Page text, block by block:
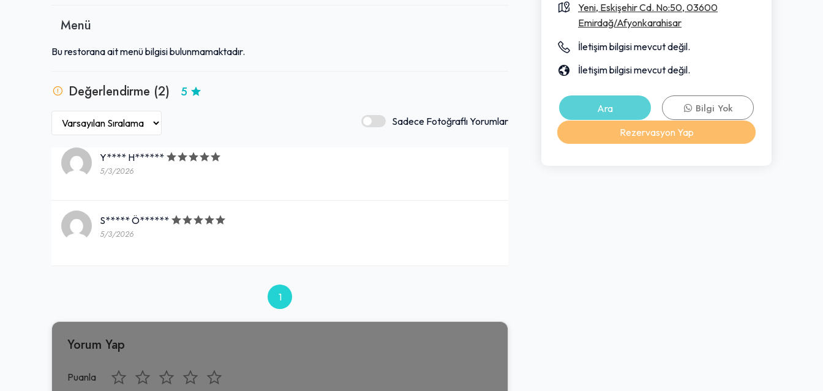
Menü
Bu restorana ait menü bilgisi bulunmamaktadır.
Değerlendirme (2) 5
Sadece Fotoğraflı Yorumlar
Y**** H******
5/3/2026
S***** Ö******
5/3/2026
1
Yorum Yap
Puanla
Yeni, Eskişehir Cd. No:50, 03600
Emirdağ/Afyonkarahisar
İletişim bilgisi mevcut değil.
İletişim bilgisi mevcut değil.
Ara
Bilgi Yok
Rezervasyon Yap